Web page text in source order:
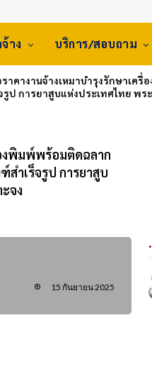
าง บริการ/สอบถาม
าคางานจ้างเหมาบำรุงรักษาเค
ป การยาสูบแห่งประเทศไทย พ
งพิมพ์พร้อมติดฉลาก
ำเร็จรูป การยาสูบ
จง
15 กันยายน 2025